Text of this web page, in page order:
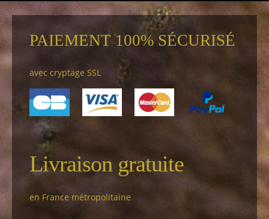
PAIEMENT 100% SÉCURISÉ
avec cryptage SSL
Livraison gratuite
en France métropolitaine